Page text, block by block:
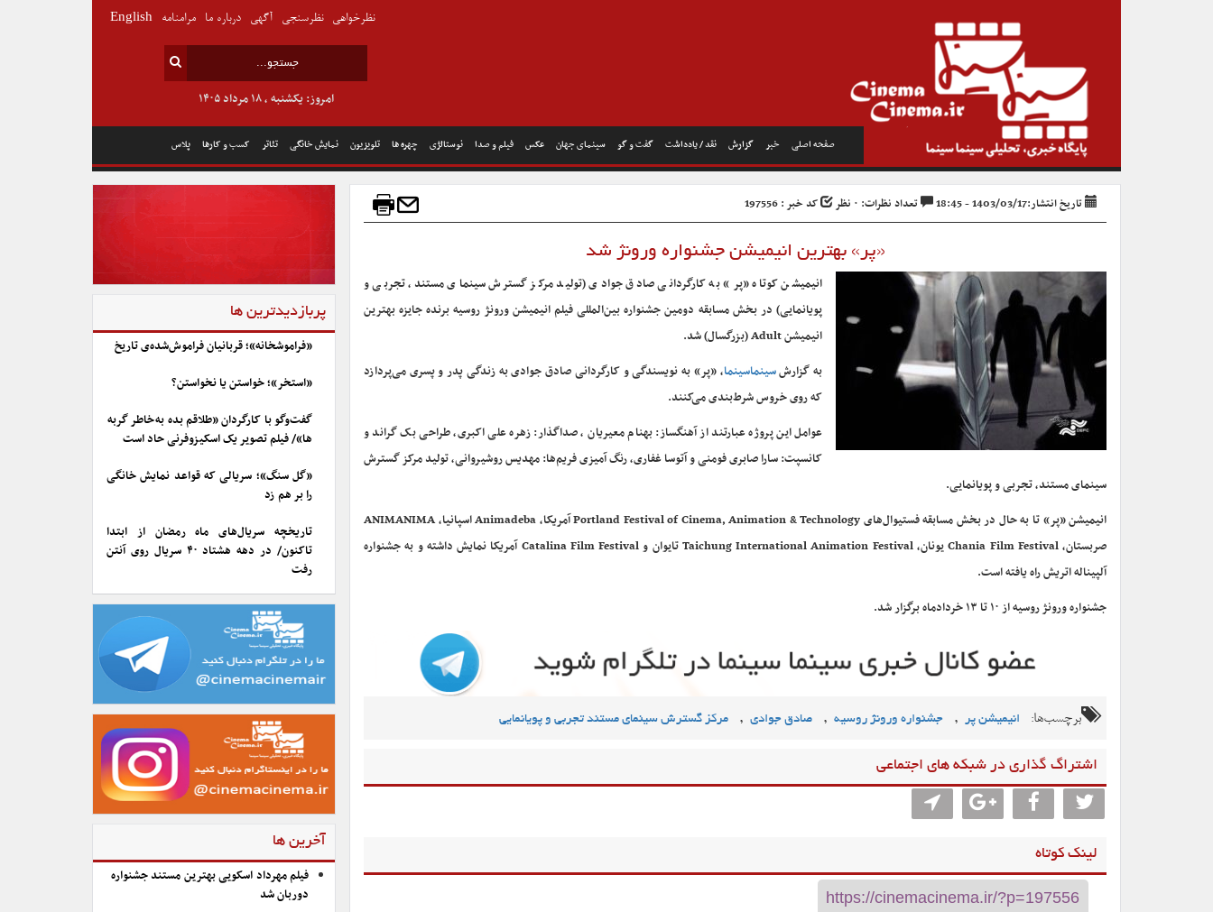
صفحه اصلی خبر گزارش نقد / یادداشت گفت و گو سینمای جهان عکس فیلم و صدا نوستالژی چهره ها تلویزیون نمایش خانگی تئاتر کسب و کارها پلاس
امروز: یکشنبه , ۱۸ مرداد ۱۴۰۵
نظرخواهی نظرسنجی آگهی درباره ما مرامنامه English
تاریخ انتشار:1403/03/17 - 18:45 تعداد نظرات: ۰ نظر کد خبر : 197556
«پر» بهترین انیمیشن جشنواره ورونژ شد
انیمیشن کوتاه «پر» به کارگردانی صادق جوادی (تولید مرکز گسترش سینمای مستند، تجربی و
پویانمایی) در بخش مسابقه دومین جشنواره بین‌المللی فیلم انیمیشن ورونژ روسیه برنده جایزه بهترین
انیمیشن Adult (بزرگسال) شد.
به گزارشسینماسینما، «پر» به نویسندگی و کارگردانی صادق جوادی به زندگی پدر و پسری می‌پردازد
که روی خروس شرط‌بندی می‌کنند.
عوامل این پروژه عبارتند از آهنگساز: بهنام معیریان ، صداگذار: زهره علی اکبری، طراحی بک گراند و
کانسپت: سارا صابری فومنی و آتوسا غفاری، رنگ آمیزی فریم‌ها: مهدیس روشیروانی، تولید مرکز گسترش
سینمای مستند، تجربی و پویانمایی.
انیمیشن «پر» تا به حال در بخش مسابقه فستیوال‌های Portland Festival of Cinema, Animation & Technology آمریکا، Animadeba اسپانیا، ANIMANIMA
صربستان، Chania Film Festival یونان، Taichung International Animation Festival تایوان و Catalina Film Festival آمریکا نمایش داشته و به جشنواره
آلپیناله اتریش راه یافته است.
جشنواره ورونژ روسیه از ۱۰ تا ۱۳ خردادماه برگزار شد.
برچسب‌ها: انیمیشن پر , جشنواره ورونژ روسیه , صادق جوادی , مرکز گسترش سینمای مستند تجربی و پویانمایی
اشتراگ گذاری در شبکه های اجتماعی
لینک کوتاه
پربازدیدترین ها
«فراموشخانه»؛ قربانیان فراموش‌شده‌ی تاریخ
«استخر»؛ خواستن یا نخواستن؟
گفت‌وگو با کارگردان «طلاقم بده به خاطر گربه
ها»/ فیلم تصویر یک اسکیزوفرنی حاد است
«گل سنگ»؛ سریالی که قواعد نمایش خانگی
را بر هم زد
تاریخچه سریال‌های ماه رمضان از ابتدا
تاکنون/ در دهه هشتاد ۴۰ سریال روی آنتن
رفت
آخرین ها
فیلم مهرداد اسکویی بهترین مستند جشنواره
دوربان شد